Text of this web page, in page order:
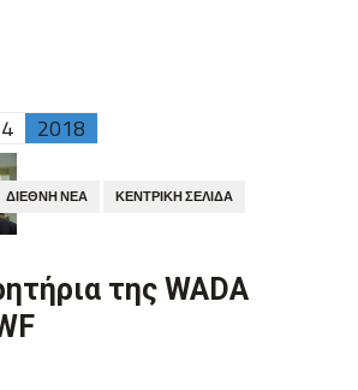
2018
ΔΙΕΘΝΉ ΝΈΑ ΚΕΝΤΡΙΚΉ ΣΕΛΊΔΑ
της WADA